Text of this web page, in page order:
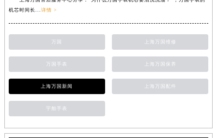
机芯时间长... 详情 >
万国 上海万国维修
万国手表 上海万国保养
上海万国新闻 上海万国配件
宇舶手表